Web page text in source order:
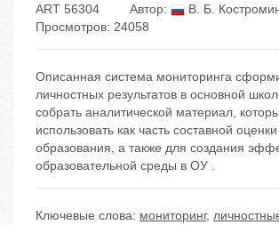
ART 56304 Автор:
В. Б.
Просмотров: 24058
Описанная система мониторинга
личностных результатов в основной
собрать аналитической материал,
использовать как часть составной
образования, а также для создания
образовательной среды в ОУ .
Ключевые слова: мониторинг,